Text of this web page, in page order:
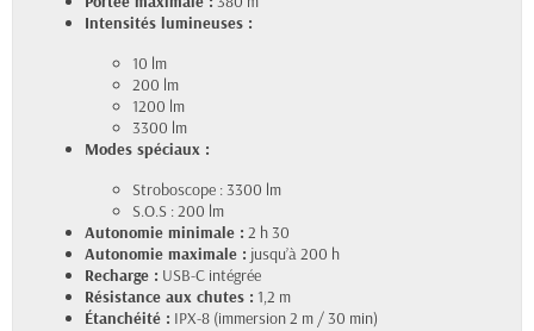
Intensités lumineuses :
10 lm
200 lm
1200 lm
3300 lm
Modes spéciaux :
Stroboscope : 3300 lm
S.O.S : 200 lm
Autonomie minimale : 2 h 30
Autonomie maximale : jusqu’à 200 h
Recharge : USB-C intégrée
Résistance aux chutes : 1,2 m
Étanchéité : IPX-8 (immersion 2 m / 30 min)